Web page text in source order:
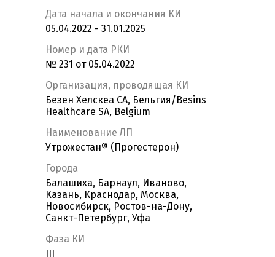
Дата начала и окончания КИ
05.04.2022 - 31.01.2025
Номер и дата РКИ
№ 231 от 05.04.2022
Организация, проводящая КИ
Безен Хелскеа СА, Бельгия/Besins
Healthcare SA, Belgium
Наименование ЛП
Утрожестан® (Прогестерон)
Города
Балашиха, Барнаул, Иваново,
Казань, Краснодар, Москва,
Новосибирск, Ростов-на-Дону,
Санкт-Петербург, Уфа
Фаза КИ